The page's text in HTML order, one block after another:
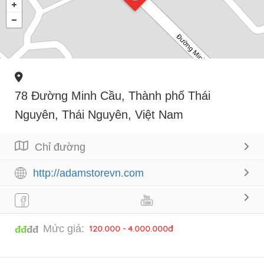
78 Đường Minh Cầu, Thành phố Thái
Nguyên, Thái Nguyên, Việt Nam
Chỉ đường
http://adamstorevn.com
đđđđ Mức giá: 120.000 - 4.000.000đ